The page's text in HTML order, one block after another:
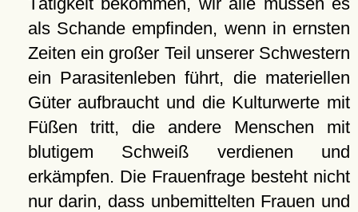
als Schande empfinden, wenn in ernsten
Zeiten ein großer Teil unserer Schwestern
ein Parasitenleben führt, die materiellen
Güter aufbraucht und die Kulturwerte mit
Füßen tritt, die andere Menschen mit
blutigem Schweiß verdienen und
erkämpfen. Die Frauenfrage besteht nicht
nur darin, dass unbemittelten Frauen und